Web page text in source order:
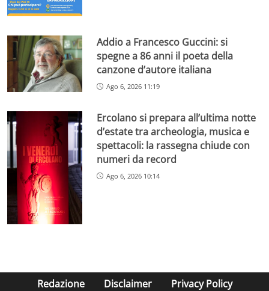
Addio a Francesco Guccini: si
spegne a 86 anni il poeta della
canzone d’autore italiana
Ago 6, 2026 11:19
Ercolano si prepara all’ultima notte
d’estate tra archeologia, musica e
spettacoli: la rassegna chiude con
numeri da record
Ago 6, 2026 10:14
Redazione Disclaimer Privacy Policy